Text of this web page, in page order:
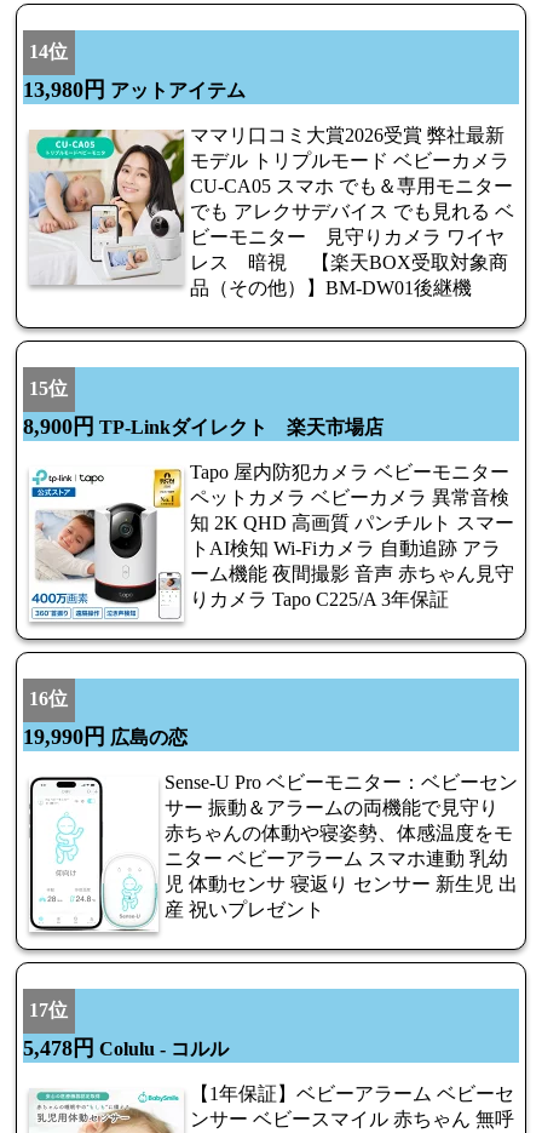
14位
13,980円 アットアイテム
ママリ口コミ大賞2026受賞 弊社最新
モデル トリプルモード ベビーカメラ
CU-CA05 スマホ でも＆専用モニター
でも アレクサデバイス でも見れる ベ
ビーモニター 見守りカメラ ワイヤ
レス 暗視 【楽天BOX受取対象商
品（その他）】BM-DW01後継機
15位
8,900円 TP-Linkダイレクト 楽天市場店
Tapo 屋内防犯カメラ ベビーモニター
ペットカメラ ベビーカメラ 異常音検
知 2K QHD 高画質 パンチルト スマー
トAI検知 Wi-Fiカメラ 自動追跡 アラ
ーム機能 夜間撮影 音声 赤ちゃん見守
りカメラ Tapo C225/A 3年保証
16位
19,990円 広島の恋
Sense-U Pro ベビーモニター：ベビーセン
サー 振動＆アラームの両機能で見守り
赤ちゃんの体動や寝姿勢、体感温度をモ
ニター ベビーアラーム スマホ連動 乳幼
児 体動センサ 寝返り センサー 新生児 出
産 祝いプレゼント
17位
5,478円 Colulu - コルル
【1年保証】ベビーアラーム ベビーセ
ンサー ベビースマイル 赤ちゃん 無呼